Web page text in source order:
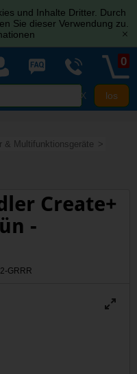
und Inhalte Dritter. Durch
Sie dieser Verwendung zu.
[x]
X
0
& Multifunktionsgeräte
Create+
-
GRRR